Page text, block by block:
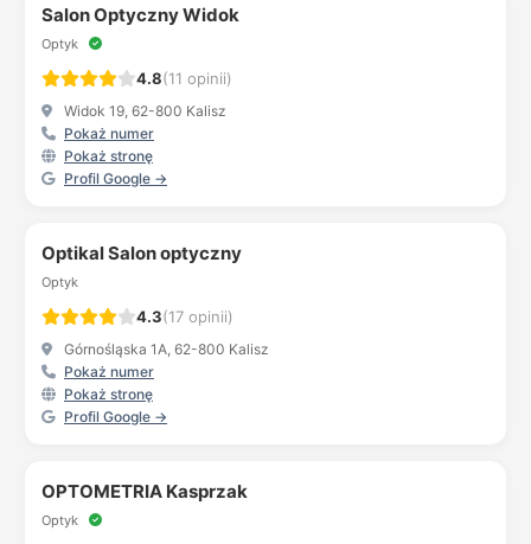
Salon Optyczny Widok
Optyk
4.8(11 opinii)
Widok 19, 62-800 Kalisz
Pokaż numer
Pokaż stronę
Profil Google →
Optikal Salon optyczny
Optyk
4.3(17 opinii)
Górnośląska 1A, 62-800 Kalisz
Pokaż numer
Pokaż stronę
Profil Google →
OPTOMETRIA Kasprzak
Optyk